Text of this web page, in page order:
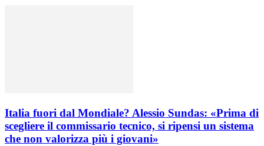
Italia fuori dal Mondiale? Alessio Sundas: «Prima di
scegliere il commissario tecnico, si ripensi un sistema
che non valorizza più i giovani»